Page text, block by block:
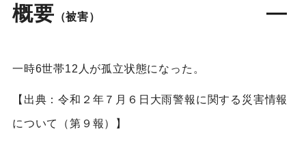
概要 （被害）
一時6世帯12人が孤立状態になった。
【出典：令和２年７月６日大雨警報に関する災害情報
について（第９報）】